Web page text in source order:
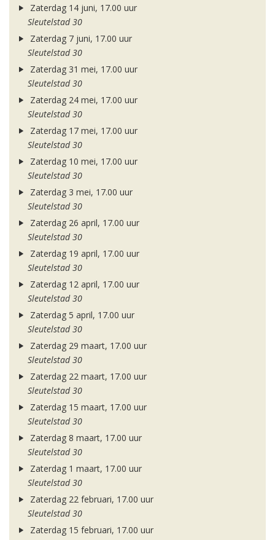
Zaterdag 14 juni, 17.00 uur
Sleutelstad 30
Zaterdag 7 juni, 17.00 uur
Sleutelstad 30
Zaterdag 31 mei, 17.00 uur
Sleutelstad 30
Zaterdag 24 mei, 17.00 uur
Sleutelstad 30
Zaterdag 17 mei, 17.00 uur
Sleutelstad 30
Zaterdag 10 mei, 17.00 uur
Sleutelstad 30
Zaterdag 3 mei, 17.00 uur
Sleutelstad 30
Zaterdag 26 april, 17.00 uur
Sleutelstad 30
Zaterdag 19 april, 17.00 uur
Sleutelstad 30
Zaterdag 12 april, 17.00 uur
Sleutelstad 30
Zaterdag 5 april, 17.00 uur
Sleutelstad 30
Zaterdag 29 maart, 17.00 uur
Sleutelstad 30
Zaterdag 22 maart, 17.00 uur
Sleutelstad 30
Zaterdag 15 maart, 17.00 uur
Sleutelstad 30
Zaterdag 8 maart, 17.00 uur
Sleutelstad 30
Zaterdag 1 maart, 17.00 uur
Sleutelstad 30
Zaterdag 22 februari, 17.00 uur
Sleutelstad 30
Zaterdag 15 februari, 17.00 uur